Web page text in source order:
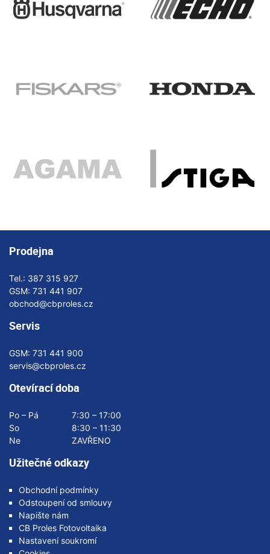
Prodejna
Tel.: 387 315 927
GSM: 731 441 907
obchod@cbproles.cz
Servis
GSM: 731 441 900
servis@cbproles.cz
Otevírací doba
Po – Pá
7:30 – 17:00
So
8:30 – 11:30
Ne
ZAVŘENO
Užitečné odkazy
Obchodní podmínky
Odstoupení od smlouvy
Napište nám
CB Proles Fotovoltaika
Nastavení soukromí